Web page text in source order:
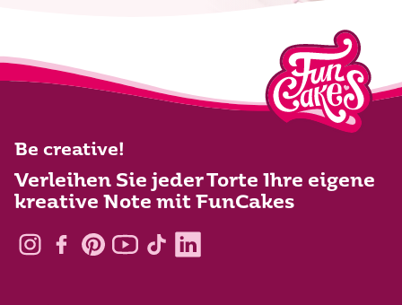
Be creative!
Verleihen Sie jeder Torte Ihre eigene
kreative Note mit FunCakes